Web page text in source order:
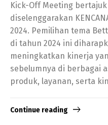
Kick-Off Meeting
diselenggarakan
2024. Pemilihan tema
di tahun 2024 ini
meningkatkan kinerja
sebelumnya di berbagai
produk, layanan, serta
Continue reading